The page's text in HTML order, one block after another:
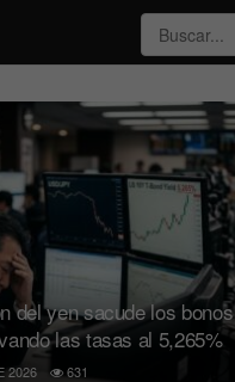
del yen sacude los bonos
las tasas al 5,265%
2026 631